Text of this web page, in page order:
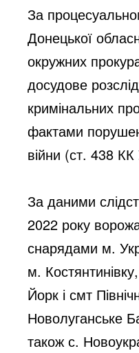
За
Донецької
окружних
досудове
кримінальних
фактами
війни (ст. 438 КК
За даними
2022 року
снарядами м.
м.
Йорк і смт
Новолуганське
також с.